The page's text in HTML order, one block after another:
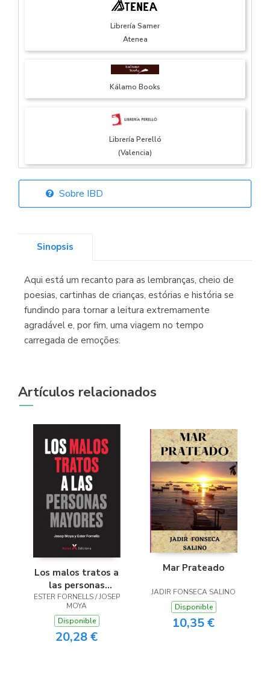
Librería Samer
Atenea
Kálamo Books
Librería Perelló
(Valencia)
Librería Elías
Librería Kolima
(Madrid)
Sobre IBD
Sinopsis
Aqui está um recanto para as lembranças, cheio de
poesias, cartinhas de crianças, estórias e história se
fundindo para tornar a leitura extremamente
agradável e, por fim, uma viagem no tempo
carregada de emoções.
Artículos relacionados
Los malos tratos a
las personas
mayores
ESTER FORNELLS / JOSEP
MOYA
Disponible
20,28 €
Mar Prateado
JADIR FONSECA SALINO
Disponible
10,35 €